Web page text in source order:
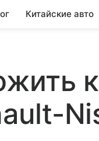
Китайские авто